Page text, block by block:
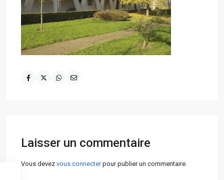
Laisser un commentaire
Vous devez vous connecterpour publier un commentaire.